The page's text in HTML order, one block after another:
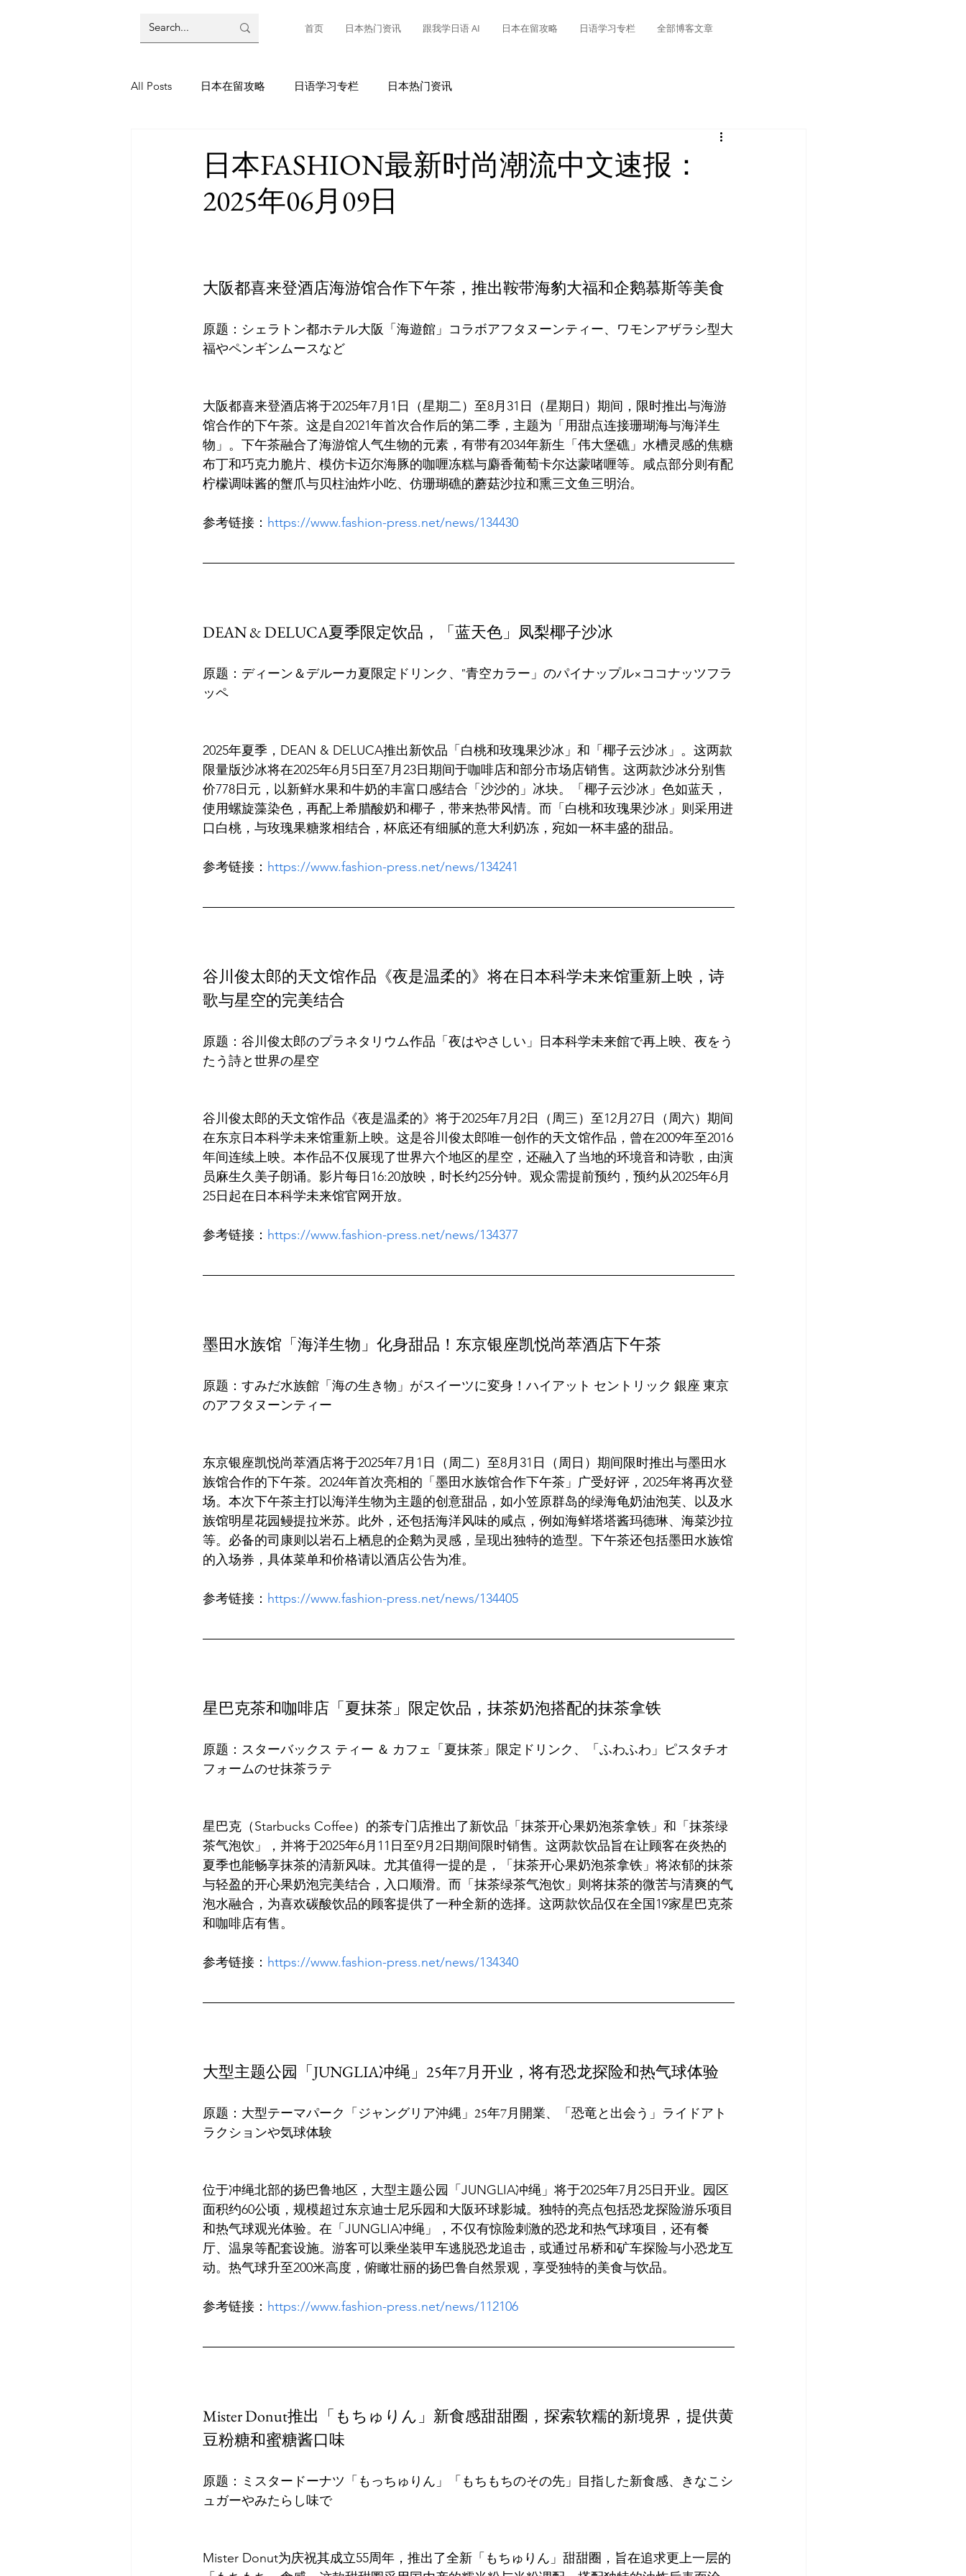
首页 日本热门资讯 跟我学日语 AI 日本在留攻略 日语学习专栏 全部博客文章
All Posts 日本在留攻略 日语学习专栏 日本热门资讯
日本FASHION最新时尚潮流中文速报：
2025年06月09日
大阪都喜来登酒店海游馆合作下午茶，推出鞍带海豹大福和企鹅慕斯等美食
原题：シェラトン都ホテル大阪「海遊館」コラボアフタヌーンティー、ワモンアザラシ型大
大阪都喜来登酒店将于2025年7月1日（星期二）至8月31日（星期日）期间，限时推出与海游
馆合作的下午茶。这是自2021年首次合作后的第二季，主题为「用甜点连接珊瑚海与海洋生
物」。下午茶融合了海游馆人气生物的元素，有带有2034年新生「伟大堡礁」水槽灵感的焦糖
布丁和巧克力脆片、模仿卡迈尔海豚的咖喱冻糕与麝香葡萄卡尔达蒙啫喱等。咸点部分则有配
参考链接： https://www.fashion-press.net/news/134430
DEAN & DELUCA夏季限定饮品，「蓝天色」凤梨椰子沙冰
原题：ディーン＆デルーカ夏限定ドリンク、"青空カラー」のパイナップル×ココナッツフラ
2025年夏季，DEAN & DELUCA推出新饮品「白桃和玫瑰果沙冰」和「椰子云沙冰」。这两款
限量版沙冰将在2025年6月5日至7月23日期间于咖啡店和部分市场店销售。这两款沙冰分别售
价778日元，以新鲜水果和牛奶的丰富口感结合「沙沙的」冰块。「椰子云沙冰」色如蓝天，
使用螺旋藻染色，再配上希腊酸奶和椰子，带来热带风情。而「白桃和玫瑰果沙冰」则采用进
参考链接： https://www.fashion-press.net/news/134241
谷川俊太郎的天文馆作品《夜是温柔的》将在日本科学未来馆重新上映，诗
歌与星空的完美结合
原题：谷川俊太郎のプラネタリウム作品「夜はやさしい」日本科学未来館で再上映、夜をう
谷川俊太郎的天文馆作品《夜是温柔的》将于2025年7月2日（周三）至12月27日（周六）期间
在东京日本科学未来馆重新上映。这是谷川俊太郎唯一创作的天文馆作品，曾在2009年至2016
年间连续上映。本作品不仅展现了世界六个地区的星空，还融入了当地的环境音和诗歌，由演
员麻生久美子朗诵。影片每日16:20放映，时长约25分钟。观众需提前预约，预约从2025年6月
参考链接： https://www.fashion-press.net/news/134377
墨田水族馆「海洋生物」化身甜品！东京银座凯悦尚萃酒店下午茶
原题：すみだ水族館「海の生き物」がスイーツに変身！ハイアット セントリック 銀座 東京
东京银座凯悦尚萃酒店将于2025年7月1日（周二）至8月31日（周日）期间限时推出与墨田水
族馆合作的下午茶。2024年首次亮相的「墨田水族馆合作下午茶」广受好评，2025年将再次登
场。本次下午茶主打以海洋生物为主题的创意甜品，如小笠原群岛的绿海龟奶油泡芙、以及水
族馆明星花园鳗提拉米苏。此外，还包括海洋风味的咸点，例如海鲜塔塔酱玛德琳、海菜沙拉
等。必备的司康则以岩石上栖息的企鹅为灵感，呈现出独特的造型。下午茶还包括墨田水族馆
参考链接： https://www.fashion-press.net/news/134405
星巴克茶和咖啡店「夏抹茶」限定饮品，抹茶奶泡搭配的抹茶拿铁
原题：スターバックス ティー ＆ カフェ「夏抹茶」限定ドリンク、「ふわふわ」ピスタチオ
星巴克（Starbucks Coffee）的茶专门店推出了新饮品「抹茶开心果奶泡茶拿铁」和「抹茶绿
茶气泡饮」，并将于2025年6月11日至9月2日期间限时销售。这两款饮品旨在让顾客在炎热的
夏季也能畅享抹茶的清新风味。尤其值得一提的是，「抹茶开心果奶泡茶拿铁」将浓郁的抹茶
与轻盈的开心果奶泡完美结合，入口顺滑。而「抹茶绿茶气泡饮」则将抹茶的微苦与清爽的气
泡水融合，为喜欢碳酸饮品的顾客提供了一种全新的选择。这两款饮品仅在全国19家星巴克茶
参考链接： https://www.fashion-press.net/news/134340
大型主题公园「JUNGLIA冲绳」25年7月开业，将有恐龙探险和热气球体验
原题：大型テーマパーク「ジャングリア沖縄」25年7月開業、「恐竜と出会う」ライドアト
位于冲绳北部的扬巴鲁地区，大型主题公园「JUNGLIA冲绳」将于2025年7月25日开业。园区
面积约60公顷，规模超过东京迪士尼乐园和大阪环球影城。独特的亮点包括恐龙探险游乐项目
和热气球观光体验。在「JUNGLIA冲绳」，不仅有惊险刺激的恐龙和热气球项目，还有餐
厅、温泉等配套设施。游客可以乘坐装甲车逃脱恐龙追击，或通过吊桥和矿车探险与小恐龙互
参考链接： https://www.fashion-press.net/news/112106
Mister Donut推出「もちゅりん」新食感甜甜圈，探索软糯的新境界，提供黄
豆粉糖和蜜糖酱口味
原题：ミスタードーナツ「もっちゅりん」「もちもちのその先」目指した新食感、きなこシ
Mister Donut为庆祝其成立55周年，推出了全新「もちゅりん」甜甜圈，旨在追求更上一层的